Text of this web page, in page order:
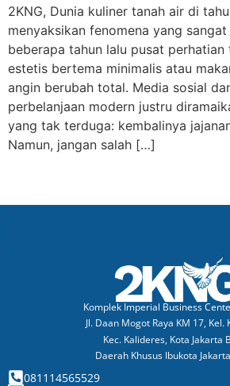
2KNG, Dunia kuliner tanah air di
menyaksikan fenomena yang
beberapa tahun lalu pusat
estetis bertema minimalis atau
angin berubah total. Media sosial
perbelanjaan modern justru
yang tak terduga: kembalinya
Namun, jangan salah […]
Komplek Imperial Business
Jl. Daan Mogot Raya KM 17, Kel.
Kec. Kalideres, Kota Jakarta
Daerah Khusus Ibukota
081114565529​